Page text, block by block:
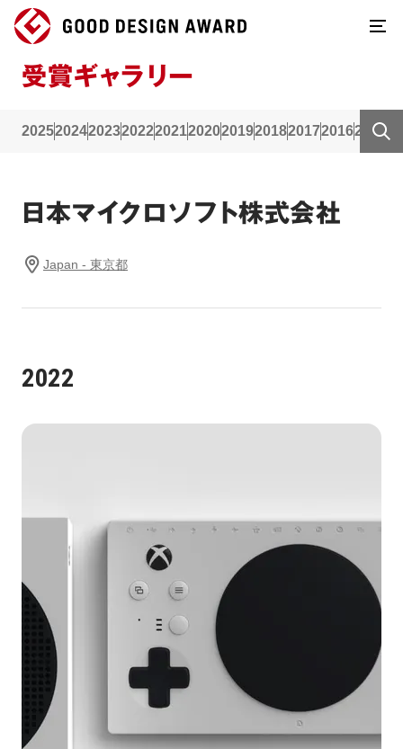
受賞ギャラリー
20252024202320222021202020192018201720162015
日本マイクロソフト株式会社
Japan - 東京都
2022